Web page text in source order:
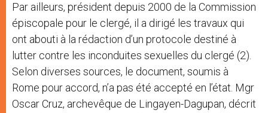
Par ailleurs, président depuis 2000 de la Commission
épiscopale pour le clergé, il a dirigé les travaux qui
ont abouti à la rédaction d’un protocole destiné à
lutter contre les inconduites sexuelles du clergé (2).
Selon diverses sources, le document, soumis à
Rome pour accord, n’a pas été accepté en l’état. Mgr
Oscar Cruz, archevêque de Lingayen-Dagupan, décrit